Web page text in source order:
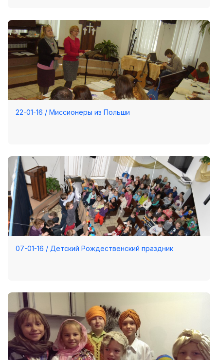
22-01-16 / Миссионеры из Польши
07-01-16 / Детский Рождественский праздник